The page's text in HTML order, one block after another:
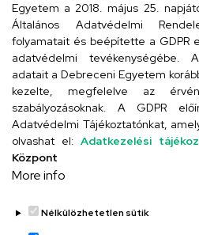
4024 Debrecen,
Szervezeti
UD telefonkönyv
Egyetem a 2018. május 25.
Általános Adatvédelmi
folyamatait és beépítette a GDPR
adatvédelmi tevékenységébe.
adatait a Debreceni Egyetem
kezelte, megfelelve az
szabályozásoknak. A GDPR
Adatvédelmi Tájékoztatónkat,
olvashat el: Adatkezelési
Központ
More info
Nélkülözhetetlen sütik